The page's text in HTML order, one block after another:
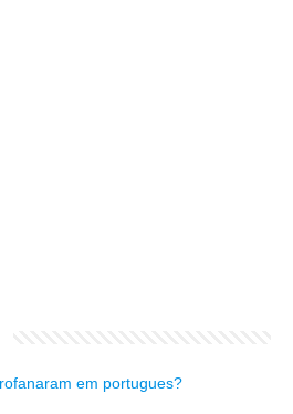
em portugues?